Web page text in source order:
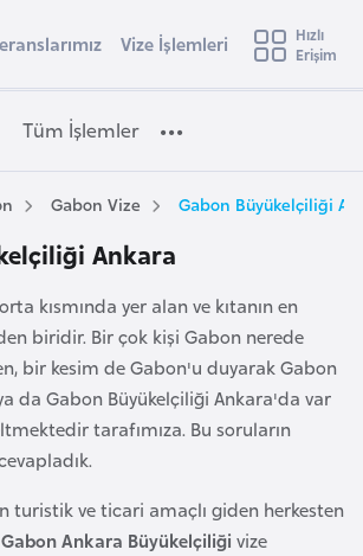
ülkeyi seçin
e
t
Vize İşlemleri
Hızlı
Erişim
Tüm İşlemler
Gabon Vize Gabon Büyükelçiliği
Ankara
kısmında yer alan ve kıtanın en
biridir. Bir çok kişi Gabon nerede
bir kesim de Gabon'u duyarak Gabon
da Gabon Büyükelçiliği Ankara'da var
tarafımıza. Bu soruların
turistik ve ticari amaçlı giden herkesten
Gabon Ankara Büyükelçiliği vize